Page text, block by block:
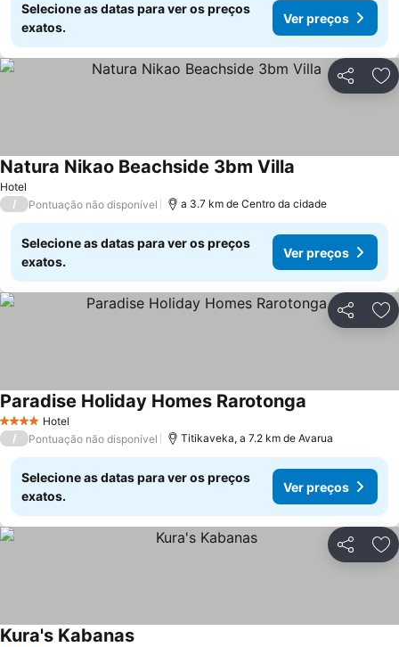
Selecione as datas para ver os preços
exatos.
Ver preços
Partilhar
Hotel
Natura Nikao Beachside 3bm Villa
/ Pontuação não disponível a 3.7 km de Centro da cidade
Selecione as datas para ver os preços
exatos.
Ver preços
Partilhar
4 EstrelasHotel
Paradise Holiday Homes Rarotonga
/ Pontuação não disponível Titikaveka, a 7.2 km de Avarua
Selecione as datas para ver os preços
exatos.
Ver preços
Partilhar
Kura's Kabanas